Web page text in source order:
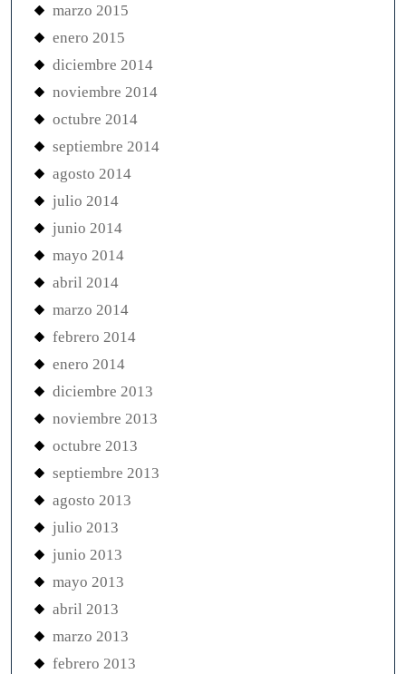
marzo 2015
enero 2015
diciembre 2014
noviembre 2014
octubre 2014
septiembre 2014
agosto 2014
julio 2014
junio 2014
mayo 2014
abril 2014
marzo 2014
febrero 2014
enero 2014
diciembre 2013
noviembre 2013
octubre 2013
septiembre 2013
agosto 2013
julio 2013
junio 2013
mayo 2013
abril 2013
marzo 2013
febrero 2013